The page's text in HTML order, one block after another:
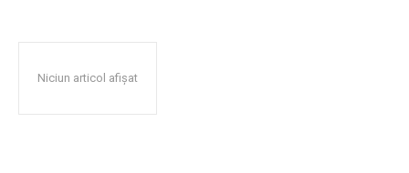
Niciun articol afișat